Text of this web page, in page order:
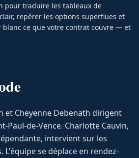
pour traduire les tableaux de
repérer les options superflues et
ce que votre contrat couvre — et
et Cheyenne Debenath dirigent
Paul-de-Vence. Charlotte Cauvin,
intervient sur les
L'équipe se déplace en rendez-